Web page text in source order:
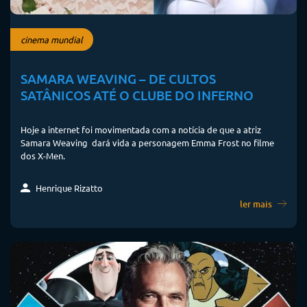
cinema mundial
SAMARA WEAVING – DE CULTOS
SATÂNICOS ATÉ O CLUBE DO INFERNO
Hoje a internet foi movimentada com a notícia de que a atriz
Samara Weaving dará vida a personagem Emma Frost no filme
dos X-Men.
Henrique Rizatto
ler mais